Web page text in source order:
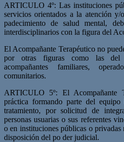
ARTICULO 4º: Las instituciones
servicios orientados a la atención y/
padecimiento de salud mental,
interdisciplinarios con la figura del
El Acompañante Terapéutico no
por otras figuras como las del
acompañantes familiares,
comunitarios.
ARTICULO 5º: El Acompañante
práctica formando parte del
tratamiento, por solicitud de
personas usuarias o sus referentes
o en instituciones públicas o privadas
disposición del po­ der judicial.